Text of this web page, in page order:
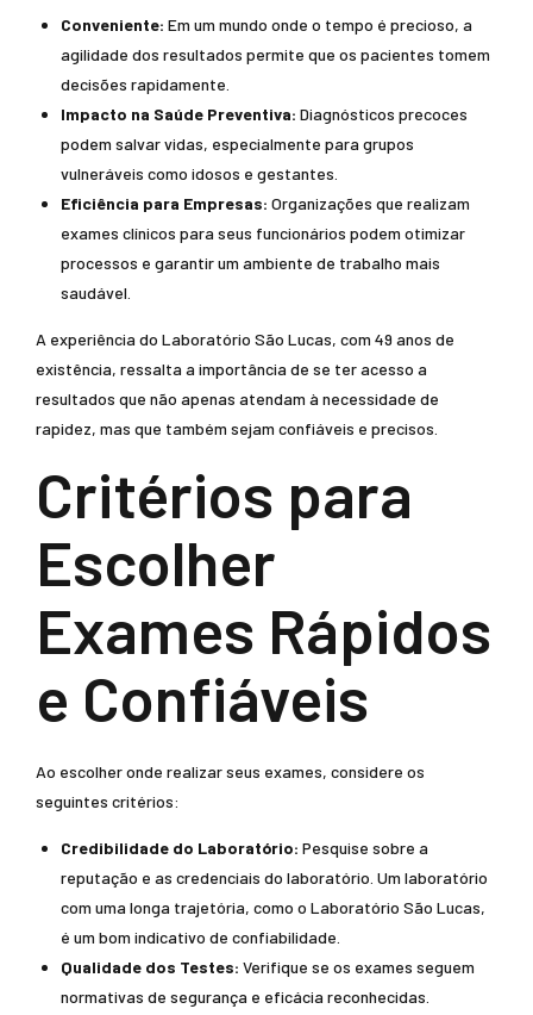
Conveniente: Em um mundo onde o tempo é precioso, a
agilidade dos resultados permite que os pacientes tomem
decisões rapidamente.
Impacto na Saúde Preventiva: Diagnósticos precoces
podem salvar vidas, especialmente para grupos
vulneráveis como idosos e gestantes.
Eficiência para Empresas: Organizações que realizam
exames clínicos para seus funcionários podem otimizar
processos e garantir um ambiente de trabalho mais
saudável.
A experiência do Laboratório São Lucas, com 49 anos de
existência, ressalta a importância de se ter acesso a
resultados que não apenas atendam à necessidade de
rapidez, mas que também sejam confiáveis e precisos.
Critérios para
Escolher
Exames Rápidos
e Confiáveis
Ao escolher onde realizar seus exames, considere os
seguintes critérios:
Credibilidade do Laboratório: Pesquise sobre a
reputação e as credenciais do laboratório. Um laboratório
com uma longa trajetória, como o Laboratório São Lucas,
é um bom indicativo de confiabilidade.
Qualidade dos Testes: Verifique se os exames seguem
normativas de segurança e eficácia reconhecidas.